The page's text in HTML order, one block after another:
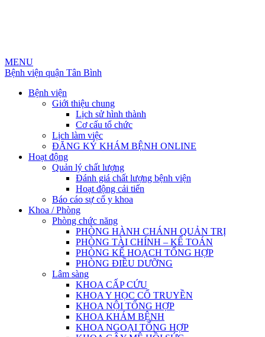
MENU
Bệnh viện quận Tân Bình
Bệnh viện
Giới thiệu chung
Lịch sử hình thành
Cơ cấu tổ chức
Lịch làm việc
ĐĂNG KÝ KHÁM BỆNH ONLINE
Hoạt động
Quản lý chất lượng
Đánh giá chất lượng bệnh viện
Hoạt động cải tiến
Báo cáo sự cố y khoa
Khoa / Phòng
Phòng chức năng
PHÒNG HÀNH CHÁNH QUẢN TRỊ
PHÒNG TÀI CHÍNH – KẾ TOÁN
PHÒNG KẾ HOẠCH TỔNG HỢP
PHÒNG ĐIỀU DƯỠNG
Lâm sàng
KHOA CẤP CỨU
KHOA Y HỌC CỔ TRUYỀN
KHOA NỘI TỔNG HỢP
KHOA KHÁM BỆNH
KHOA NGOẠI TỔNG HỢP